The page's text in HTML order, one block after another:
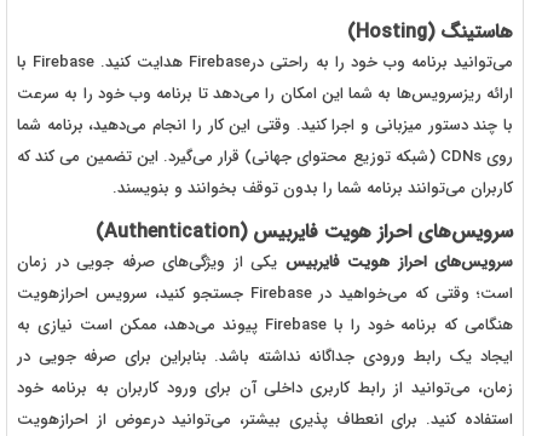
هاستینگ (Hosting
)
می‌توانید برنامه وب خود را به راحتی درFirebase هدایت کنید. Firebase با
ارائه ریزسرویس‌ها به شما این امکان را می‌دهد تا برنامه وب خود را به سرعت
با چند دستور میزبانی و اجرا کنید. وقتی این کار را انجام می‌دهید، برنامه شما
روی CDNs (شبکه توزیع محتوای جهانی) قرار می‌گیرد. این تضمین می کند که
کاربران می‌توانند برنامه شما را بدون توقف بخوانند و بنویسند.
سرویس‌های احراز هویت فایربیس (Authentication
)
سرویس‌های احراز هویت فایربیس یکی از ویژگی‌های صرفه جویی در زمان
است؛ وقتی که می‌خواهید در Firebase جستجو کنید، سرویس احرازهویت
هنگامی که برنامه خود را با Firebase پیوند می‌دهد، ممکن است نیازی به
ایجاد یک رابط ورودی جداگانه نداشته باشد. بنابراین برای صرفه جویی در
زمان، می‌توانید از رابط کاربری داخلی آن برای ورود کاربران به برنامه خود
استفاده کنید. برای انعطاف پذیری بیشتر، می‌توانید درعوض از احرازهویت